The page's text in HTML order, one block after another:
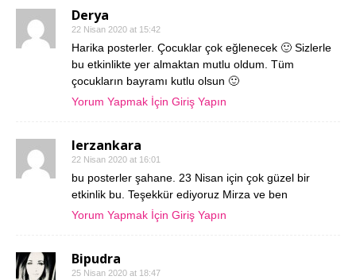
Derya
22 Nisan 2020 at 15:42
Harika posterler. Çocuklar çok eğlenecek 🙂 Sizlerle
bu etkinlikte yer almaktan mutlu oldum. Tüm
çocukların bayramı kutlu olsun 🙂
Yorum Yapmak İçin Giriş Yapın
lerzankara
22 Nisan 2020 at 16:01
bu posterler şahane. 23 Nisan için çok güzel bir
etkinlik bu. Teşekkür ediyoruz Mirza ve ben
Yorum Yapmak İçin Giriş Yapın
Bipudra
25 Nisan 2020 at 18:47